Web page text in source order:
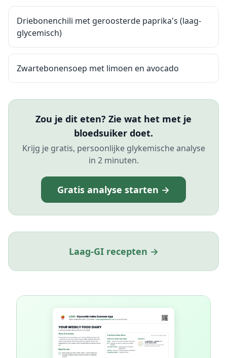
Driebonenchili met geroosterde paprika's (laag-
glycemisch)
Zwartebonensoep met limoen en avocado
Zou je dit eten? Zie wat het met je
bloedsuiker doet.
Krijg je gratis, persoonlijke glykemische analyse
in 2 minuten.
Gratis analyse starten →
Laag-GI recepten →